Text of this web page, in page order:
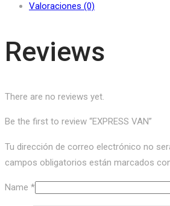
Valoraciones (0)
Reviews
There are no reviews yet.
Be the first to review “EXPRESS VAN”
Tu dirección de correo electrónico no
campos obligatorios están marcados
Name *